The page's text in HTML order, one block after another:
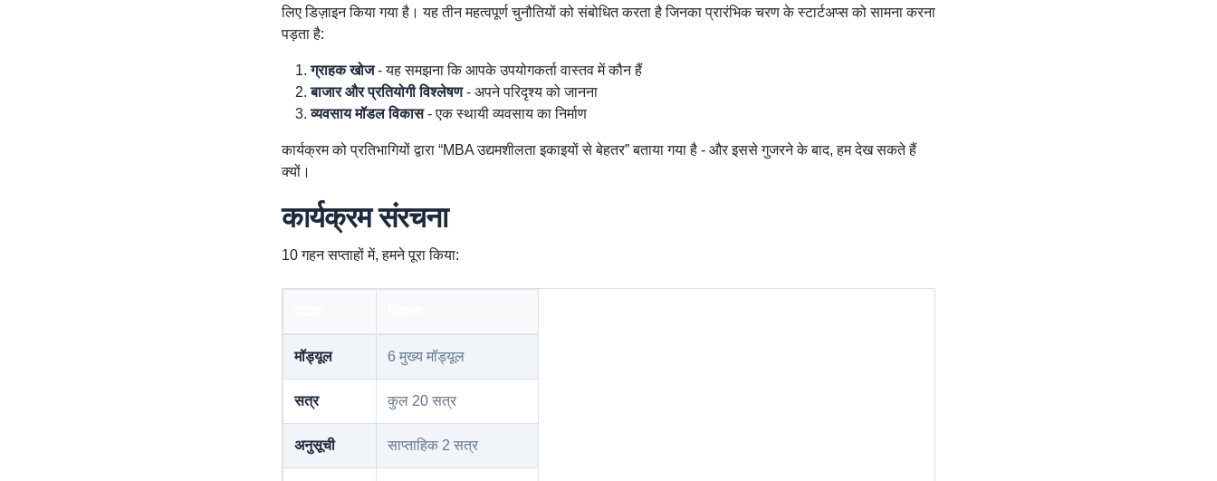
लिए डिज़ाइन किया गया है। यह तीन महत्वपूर्ण चुनौतियों को संबोधित करता है जिनका प्रारंभिक चरण के स्टार्टअप्स को सामना करना
पड़ता है:
ग्राहक खोज- यह समझना कि आपके उपयोगकर्ता वास्तव में कौन हैं
बाजार और प्रतियोगी विश्लेषण- अपने परिदृश्य को जानना
व्यवसाय मॉडल विकास- एक स्थायी व्यवसाय का निर्माण
कार्यक्रम को प्रतिभागियों द्वारा “MBA उद्यमशीलता इकाइयों से बेहतर” बताया गया है - और इससे गुजरने के बाद, हम देख सकते हैं
क्यों।
कार्यक्रम संरचना
10 गहन सप्ताहों में, हमने पूरा किया:
मॉड्यूल 6 मुख्य मॉड्यूल
सत्र कुल 20 सत्र
अनुसूची साप्ताहिक 2 सत्र